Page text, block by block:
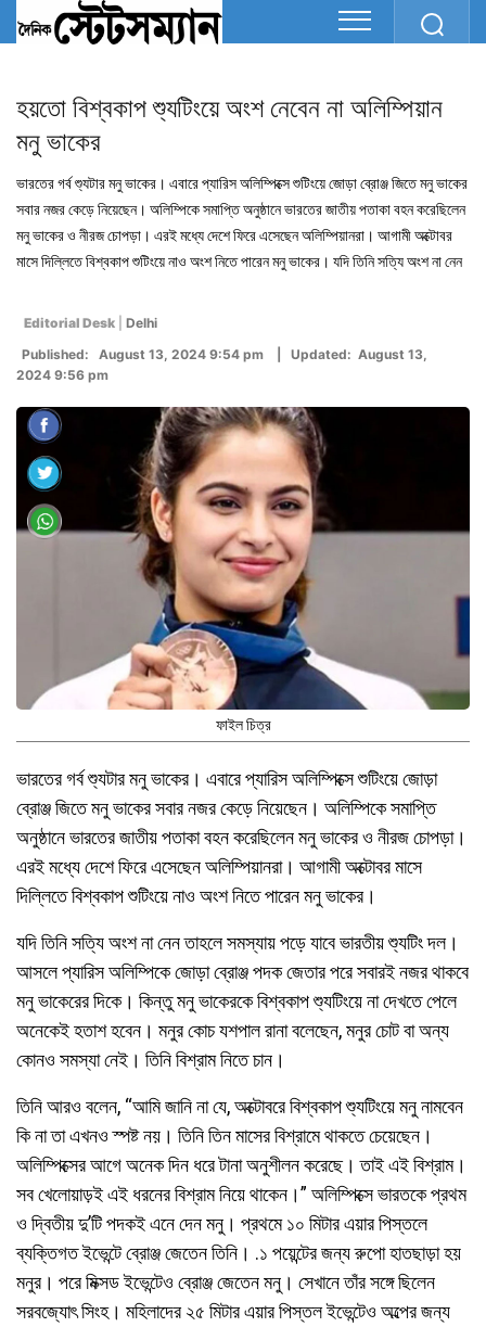
হয়তো বিশ্বকাপ শ্যুটিংয়ে অংশ নেবেন না অলিম্পিয়ান
মনু ভাকের
ভারতের গর্ব শ্যুটার মনু ভাকের। এবারে প্যারিস অলিম্পিক্সে শুটিংয়ে জোড়া ব্রোঞ্জ জিতে মনু ভাকের
সবার নজর কেড়ে নিয়েছেন। অলিম্পিকে সমাপ্তি অনুষ্ঠানে ভারতের জাতীয় পতাকা বহন করেছিলেন
মনু ভাকের ও নীরজ চোপড়া। এরই মধ্যে দেশে ফিরে এসেছেন অলিম্পিয়ানরা। আগামী অক্টোবর
মাসে দিল্লিতে বিশ্বকাপ শুটিংয়ে নাও অংশ নিতে পারেন মনু ভাকের। যদি তিনি সত্যি অংশ না নেন
Editorial Desk
Delhi
Published: August 13, 2024 9:54 pm | Updated: August 13,
2024 9:56 pm
ফাইল চিত্র
ভারতের গর্ব শ্যুটার মনু ভাকের। এবারে প্যারিস অলিম্পিক্সে শুটিংয়ে জোড়া
ব্রোঞ্জ জিতে মনু ভাকের সবার নজর কেড়ে নিয়েছেন। অলিম্পিকে সমাপ্তি
অনুষ্ঠানে ভারতের জাতীয় পতাকা বহন করেছিলেন মনু ভাকের ও নীরজ চোপড়া।
এরই মধ্যে দেশে ফিরে এসেছেন অলিম্পিয়ানরা। আগামী অক্টোবর মাসে
দিল্লিতে বিশ্বকাপ শুটিংয়ে নাও অংশ নিতে পারেন মনু ভাকের।
যদি তিনি সত্যি অংশ না নেন তাহলে সমস্যায় পড়ে যাবে ভারতীয় শ্যুটিং দল।
আসলে প্যারিস অলিম্পিকে জোড়া ব্রোঞ্জ পদক জেতার পরে সবারই নজর থাকবে
মনু ভাকেরের দিকে। কিন্তু মনু ভাকেরকে বিশ্বকাপ শ্যুটিংয়ে না দেখতে পেলে
অনেকেই হতাশ হবেন। মনুর কোচ যশপাল রানা বলেছেন, মনুর চোট বা অন্য
কোনও সমস্যা নেই। তিনি বিশ্রাম নিতে চান।
তিনি আরও বলেন, “আমি জানি না যে, অক্টোবরে বিশ্বকাপ শ্যুটিংয়ে মনু নামবেন
কি না তা এখনও স্পষ্ট নয়। তিনি তিন মাসের বিশ্রামে থাকতে চেয়েছেন।
অলিম্পিক্সের আগে অনেক দিন ধরে টানা অনুশীলন করেছে। তাই এই বিশ্রাম।
সব খেলোয়াড়ই এই ধরনের বিশ্রাম নিয়ে থাকেন।” অলিম্পিক্সে ভারতকে প্রথম
ও দ্বিতীয় দু’টি পদকই এনে দেন মনু। প্রথমে ১০ মিটার এয়ার পিস্তলে
ব্যক্তিগত ইভেন্টে ব্রোঞ্জ জেতেন তিনি। .১ পয়েন্টের জন্য রুপো হাতছাড়া হয়
মনুর। পরে মিক্সড ইভেন্টেও ব্রোঞ্জ জেতেন মনু। সেখানে তাঁর সঙ্গে ছিলেন
সরবজ্যোৎ সিংহ। মহিলাদের ২৫ মিটার এয়ার পিস্তল ইভেন্টেও অল্পের জন্য